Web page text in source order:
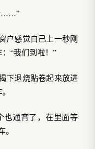
……”
户感觉自己上一秒刚
“我们到啦！”
下退烧贴卷起来放进
也通宵了，在里面等